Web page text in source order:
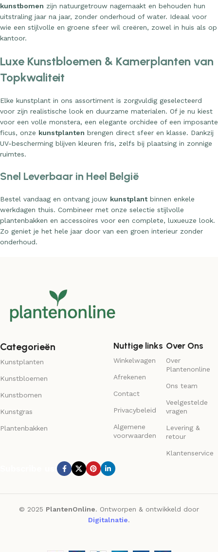
kunstbomen zijn natuurgetrouw nagemaakt en behouden hun
uitstraling jaar na jaar, zonder onderhoud of water. Ideaal voor
wie een stijlvolle en groene sfeer wil creëren, zowel in huis als op
kantoor.
Luxe Kunstbloemen & Kamerplanten van
Topkwaliteit
Elke kunstplant in ons assortiment is zorgvuldig geselecteerd
voor zijn realistische look en duurzame materialen. Of je nu kiest
voor een volle monstera, een elegante orchidee of een imposante
ficus, onze kunstplanten brengen direct sfeer en klasse. Dankzij
UV-bescherming blijven kleuren fris, zelfs bij plaatsing in zonnige
ruimtes.
Snel Leverbaar in Heel België
Bestel vandaag en ontvang jouw kunstplantbinnen enkele
werkdagen thuis. Combineer met onze selectie stijlvolle
plantenbakken en accessoires voor een complete, luxueuze look.
Zo geniet je het hele jaar door van een groen interieur zonder
onderhoud.
Categorieën
Kunstplanten
Kunstbloemen
Kunstbomen
Kunstgras
Plantenbakken
Nuttige links
Winkelwagen
Afrekenen
Contact
Privacybeleid
Algemene
voorwaarden
Over Ons
Over
Plantenonline
Ons team
Veelgestelde
vragen
Levering &
retour
Klantenservice
© 2025 PlantenOnline. Ontworpen & ontwikkeld door
Digitalnatie.